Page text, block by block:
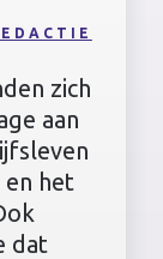
zich
aan
het
dat